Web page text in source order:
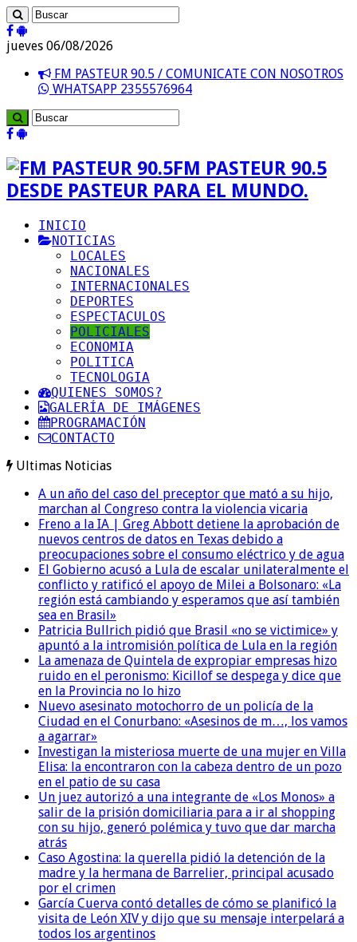
jueves 06/08/2026
FM PASTEUR 90.5 / COMUNICATE CON NOSOTROS
WHATSAPP 2355576964
FM PASTEUR 90.5
DESDE PASTEUR PARA EL MUNDO.
INICIO
NOTICIAS
LOCALES
NACIONALES
INTERNACIONALES
DEPORTES
ESPECTACULOS
POLICIALES
ECONOMIA
POLITICA
TECNOLOGIA
QUIENES SOMOS?
GALERÍA DE IMÁGENES
PROGRAMACIÓN
CONTACTO
Ultimas Noticias
A un año del caso del preceptor que mató a su hijo,
marchan al Congreso contra la violencia vicaria
Freno a la IA | Greg Abbott detiene la aprobación de
nuevos centros de datos en Texas debido a
preocupaciones sobre el consumo eléctrico y de agua
El Gobierno acusó a Lula de escalar unilateralmente el
conflicto y ratificó el apoyo de Milei a Bolsonaro: «La
región está cambiando y esperamos que así también
sea en Brasil»
Patricia Bullrich pidió que Brasil «no se victimice» y
apuntó a la intromisión política de Lula en la región
La amenaza de Quintela de expropiar empresas hizo
ruido en el peronismo: Kicillof se despega y dice que
en la Provincia no lo hizo
Nuevo asesinato motochorro de un policía de la
Ciudad en el Conurbano: «Asesinos de m…, los vamos
a agarrar»
Investigan la misteriosa muerte de una mujer en Villa
Elisa: la encontraron con la cabeza dentro de un pozo
en el patio de su casa
Un juez autorizó a una integrante de «Los Monos» a
salir de la prisión domiciliaria para a ir al shopping
con su hijo, generó polémica y tuvo que dar marcha
atrás
Caso Agostina: la querella pidió la detención de la
madre y la hermana de Barrelier, principal acusado
por el crimen
García Cuerva contó detalles de cómo se planificó la
visita de León XIV y dijo que su mensaje interpelará a
todos los argentinos